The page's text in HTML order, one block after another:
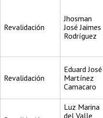
Revalidación
Jhosman
José Jaimes
Rodríguez
Revalidación
Eduard José
Martínez
Camacaro
Luz Marina
del Valle